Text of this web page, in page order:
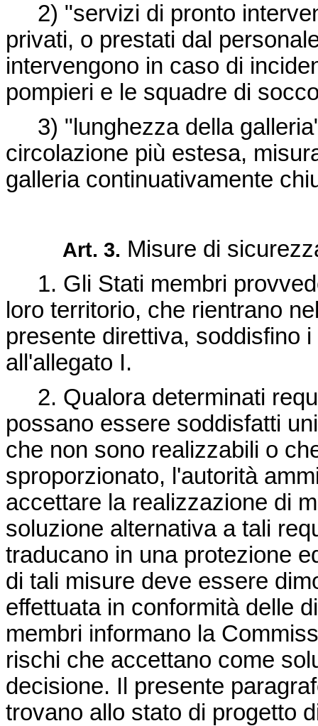
2) "servizi di pronto
privati, o prestati dal
intervengono in caso di
pompieri e le squadre di
3) "lunghezza della
circolazione più estesa,
galleria continuativamente
Art. 3. Misure di
1. Gli Stati membri
loro territorio, che rientrano
presente direttiva, soddisfino
all'allegato I.
2. Qualora determinati
possano essere soddisfatti
che non sono realizzabili o
sproporzionato, l'autorità
accettare la realizzazione di
soluzione alternativa a tali
traducano in una protezione
di tali misure deve essere
effettuata in conformità delle
membri informano la
rischi che accettano come
decisione. Il presente
trovano allo stato di progetto